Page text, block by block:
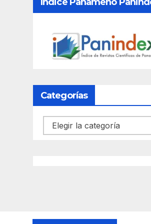
Categorías
Categorías